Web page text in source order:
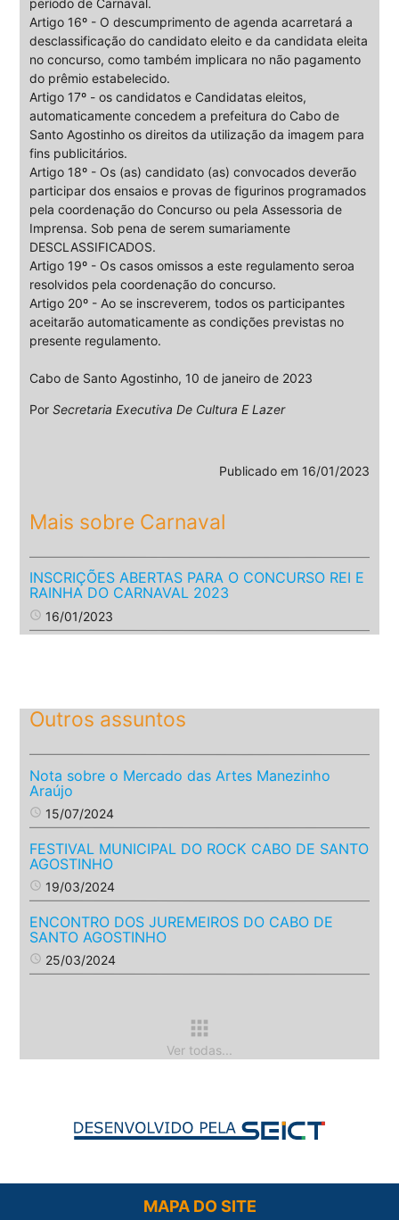
Artigo 16º - O descumprimento de agenda acarretará a
desclassificação do candidato eleito e da candidata eleita
no concurso, como também implicara no não pagamento
do prêmio estabelecido.
Artigo 17º - os candidatos e Candidatas eleitos,
automaticamente concedem a prefeitura do Cabo de
Santo Agostinho os direitos da utilização da imagem para
fins publicitários.
Artigo 18º - Os (as) candidato (as) convocados deverão
participar dos ensaios e provas de figurinos programados
pela coordenação do Concurso ou pela Assessoria de
Imprensa. Sob pena de serem sumariamente
DESCLASSIFICADOS.
Artigo 19º - Os casos omissos a este regulamento seroa
resolvidos pela coordenação do concurso.
Artigo 20º - Ao se inscreverem, todos os participantes
aceitarão automaticamente as condições previstas no
presente regulamento.
Cabo de Santo Agostinho, 10 de janeiro de 2023
Por Secretaria Executiva De Cultura E Lazer
Publicado em 16/01/2023
Mais sobre Carnaval
INSCRIÇÕES ABERTAS PARA O CONCURSO REI E
RAINHA DO CARNAVAL 2023
access_time 16/01/2023
Outros assuntos
Nota sobre o Mercado das Artes Manezinho
Araújo
access_time 15/07/2024
FESTIVAL MUNICIPAL DO ROCK CABO DE SANTO
AGOSTINHO
access_time 19/03/2024
ENCONTRO DOS JUREMEIROS DO CABO DE
SANTO AGOSTINHO
access_time 25/03/2024
apps
Ver todas...
MAPA DO SITE